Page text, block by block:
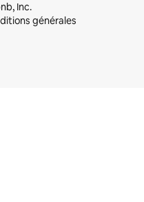
Inc.
générales